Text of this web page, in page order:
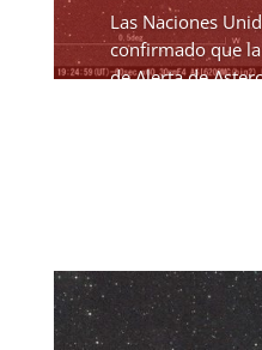
Las Naciones
confirmado que
de Alerta de